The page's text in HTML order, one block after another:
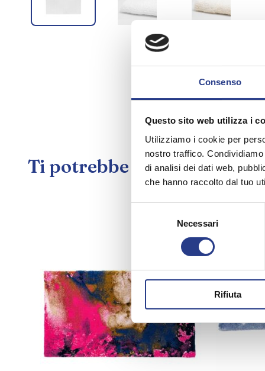
Consenso
Questo sito web utilizza i
Utilizziamo i cookie per
nostro traffico.
di analisi dei dati web,
che hanno raccolto dal tuo
Necessari
Rifiuta
Ti potrebbe interessare